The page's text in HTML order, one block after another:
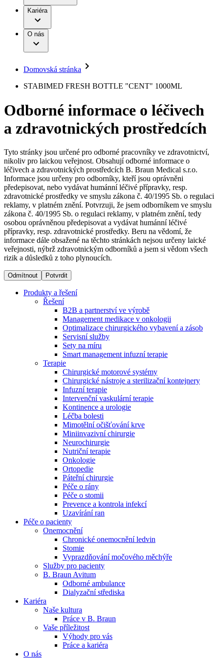
Léčba bolesti
Mimotělní očišťování krve
Neurochirurgie
Onkologie
Ortopedie
Páteřní chirurgie
Péče o rány
Prevence a kontrola infekcí
Uzavírání ran
Řešení
Terapie
Produktový katalog​
Objevte naše produkty. Navštivte produktový katalog B.
Braun s našim kompletním produktovým portfoliem.
Onemocnění
B. Braun Avitum
Dialyzační střediska​
B. Braun Avitum poskytuje kvalitní dialyzační péči ve všech
svých střediscích v České republice. Více informací se
dozvíte na stránkách jednotlivých středisek.
Odborné ambulance
Naše specializované ambulance jsou tu pro vás. Zvolte
specializaci a město, které potřebujete, a objednejte se do naší
ambulance.
Práce a kariéra
Naše kultura
Vaše příležitost​
Nabídky pracovních míst
Objevte své kariérní příležitosti ​v B. Braun. Vyhledejte náš trh
práce​ pro zajímavé pozice.​
Odpovědnost
Média
Tiskové zprávy
Kontakt
Kontaktní formulář
Registrace k odběru newsletteru
Odpovědnost
Média
Kontakt
Zůstaňte v dialogu s B. Braun. ​Kontaktujte nás.​
Kariéra
O nás
Domovská stránka
STABIMED FRESH BOTTLE "CENT" 1000ML
Odborné informace o léčivech
a zdravotnických prostředcích
Tyto stránky jsou určené pro odborné pracovníky ve zdravotnictví,
nikoliv pro laickou veřejnost. Obsahují odborné informace o
léčivech a zdravotnických prostředcích B. Braun Medical s.r.o.
Informace jsou určeny pro odborníky, kteří jsou oprávněni
předepisovat, nebo vydávat humánní léčivé přípravky, resp.
zdravotnické prostředky ve smyslu zákona č. 40/1995 Sb. o regulaci
reklamy, v platném znění. Potvrzuji, že jsem odborníkem ve smyslu
zákona č. 40/1995 Sb. o regulaci reklamy, v platném znění, tedy
osobou oprávněnou předepisovat a vydávat humánní léčivé
přípravky, resp. zdravotnické prostředky. Beru na vědomí, že
informace dále obsažené na těchto stránkách nejsou určeny laické
veřejnosti, nýbrž zdravotnickým odborníků a jsem si vědom všech
rizik a důsledků z toho plynoucích.
Odmítnout Potvrdit
Produkty a řešení
Řešení
B2B a partnerství ve výrobě
Management medikace v onkologii
Optimalizace chirurgického vybavení a zásob
Servisní služby
Sety na míru
Smart management infuzní terapie​
Terapie
Chirurgické motorové systémy
Chirurgické nástroje a sterilizační kontejnery
Infuzní terapie
Intervenční vaskulární terapie
Kontinence a urologie
Léčba bolesti
Mimotělní očišťování krve
Miniinvazivní chirurgie
Neurochirurgie
Nutriční terapie
Onkologie
Ortopedie
Páteřní chirurgie
Péče o rány
Péče o stomii
Prevence a kontrola infekcí
Uzavírání ran
Péče o pacienty
Onemocnění
Chronické onemocnění ledvin
Stomie
Vyprazdňování močového měchýře
Služby pro pacienty
B. Braun Avitum
Odborné ambulance
Dialyzační střediska
Kariéra
Naše kultura
Práce v B. Braun
Vaše příležitost​
Výhody pro vás
Práce a kariéra
O nás